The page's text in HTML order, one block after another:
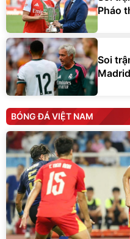
Pháo
Soi
BÓNG ĐÁ VIỆT NAM